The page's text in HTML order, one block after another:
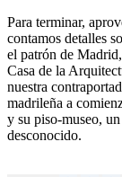
Para terminar,
contamos detalles
el patrón de
Casa de la
nuestra
madrileña a
y su piso-museo,
desconocido.